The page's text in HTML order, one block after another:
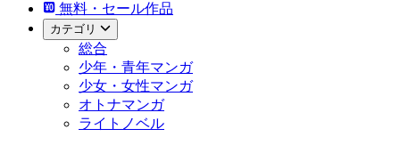
無料・セール作品
カテゴリ
総合
少年・青年マンガ
少女・女性マンガ
オトナマンガ
ライトノベル